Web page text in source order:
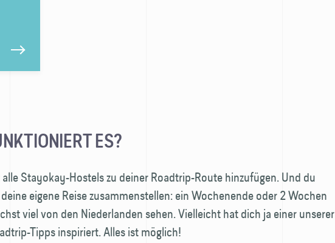
ES?
Stayokay-Hostels zu deiner Roadtrip-Route hinzufügen. Und du
eigene Reise zusammenstellen: ein Wochenende oder 2 Wochen
viel von den Niederlanden sehen. Vielleicht hat dich ja einer unserer
Tipps inspiriert. Alles ist möglich!